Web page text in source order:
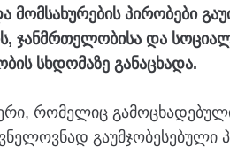
მომსახურების პირობები
ჯანმრთელობისა და
სხდომაზე განაცხადა.
რომელიც
გაუმჯობესებული